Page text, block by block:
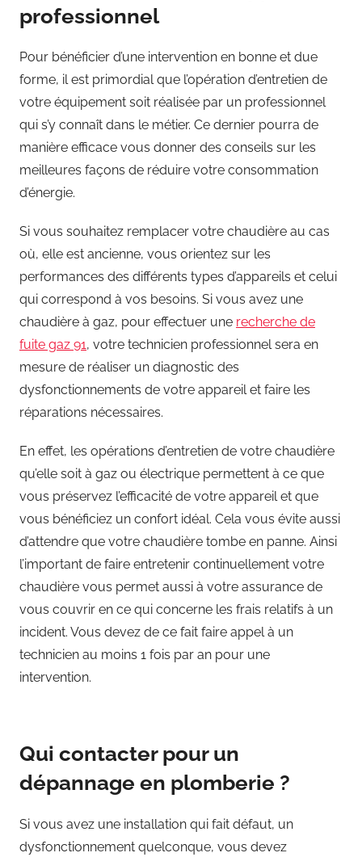
professionnel
Pour bénéficier d’une intervention en bonne et due
forme, il est primordial que l’opération d’entretien de
votre équipement soit réalisée par un professionnel
qui s’y connaît dans le métier. Ce dernier pourra de
manière efficace vous donner des conseils sur les
meilleures façons de réduire votre consommation
d’énergie.
Si vous souhaitez remplacer votre chaudière au cas
où, elle est ancienne, vous orientez sur les
performances des différents types d’appareils et celui
qui correspond à vos besoins. Si vous avez une
chaudière à gaz, pour effectuer une recherche de
fuite gaz 91, votre technicien professionnel sera en
mesure de réaliser un diagnostic des
dysfonctionnements de votre appareil et faire les
réparations nécessaires.
En effet, les opérations d’entretien de votre chaudière
qu’elle soit à gaz ou électrique permettent à ce que
vous préservez l’efficacité de votre appareil et que
vous bénéficiez un confort idéal. Cela vous évite aussi
d’attendre que votre chaudière tombe en panne. Ainsi
l’important de faire entretenir continuellement votre
chaudière vous permet aussi à votre assurance de
vous couvrir en ce qui concerne les frais relatifs à un
incident. Vous devez de ce fait faire appel à un
technicien au moins 1 fois par an pour une
intervention.
Qui contacter pour un
dépannage en plomberie ?
Si vous avez une installation qui fait défaut, un
dysfonctionnement quelconque, vous devez